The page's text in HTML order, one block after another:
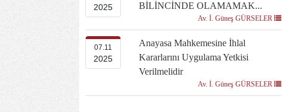
2025
BİLİNCİNDE OLAMAMAK...
Av. İ. Güneş GÜRSELER
07.11
2025
Anayasa Mahkemesine İhlal
Kararlarını Uygulama Yetkisi
Verilmelidir
Av. İ. Güneş GÜRSELER